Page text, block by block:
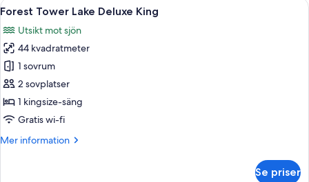
Deluxe
Queen
Öppna
alla
foton
för
Forest
Tower
Lake
Deluxe
5
Forest Tower Lake Deluxe King
Utsikt mot sjön
44 kvadratmeter
1 sovrum
2 sovplatser
1 kingsize-säng
Gratis wi-fi
Mer information
Mer
Se priser